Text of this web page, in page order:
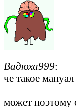
Вадюха999:
че такое мануал
может поэтому